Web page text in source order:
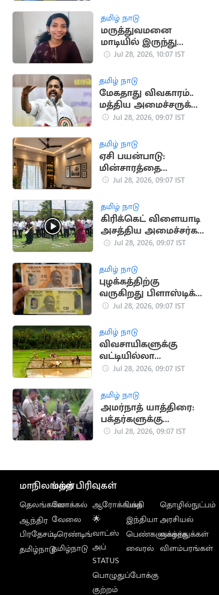
உருக்கம்
தமிழ் நாடு
மருத்துவமனை
மாடியில் இருந்து
விழுந்து 22 வயது
Jul 28, 2026, 10:07 IST
தமிழ் நாடு
மேகதாது விவகாரம்..
மத்திய அமைச்சருக்கு
இபிஎஸ் கண்டனம்
Jul 28, 2026, 09:07 IST
தமிழ் நாடு
ஏசி பயன்பாடு:
மின்சாரத்தை
மிச்சப்படுத்த உதவும்
Jul 28, 2026, 09:07 IST
தமிழ் நாடு
கிரிக்கெட் விளையாடி
அசத்திய அமைச்சர்கள்
கீர்த்தனா, ஜெகதீஸ்வரி
Jul 28, 2026, 09:07 IST
தமிழ் நாடு
புழக்கத்திற்கு
வருகிறது பிளாஸ்டிக்
நோட்டுகள்: மத்திய
Jul 28, 2026, 09:07 IST
தமிழ் நாடு
விவசாயிகளுக்கு
வட்டியில்லா
பயிர்க்கடன் -
எப்படி?
Jul 28, 2026, 09:07 IST
தமிழ் நாடு
அமர்நாத் யாத்திரை:
பக்தர்களுக்கு
பாதுகாப்பு அதிகரிப்பு
Jul 28, 2026, 09:07 IST
மாநிலங்கள்
தெலங்கானா
ஆந்திர
பிரதேசம்
தமிழ்நாடு
மற்ற பிரிவுகள்
லோக்கல்
வேலை
டிரெண்டிங்
தமிழ்நாடு
ஆரோக்கியம்
🌟
வாட்ஸ்
அப்
STATUS
பொழுதுப்போக்கு
குற்றம்
பக்தி
இந்தியா
பெண்களுக்காக
வைரல்
தொழில்நுட்பம்
அரசியல்
வாழ்த்துக்கள்
விளம்பரங்கள்